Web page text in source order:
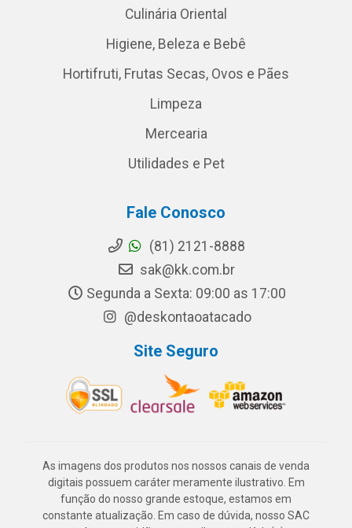
Culinária Oriental
Higiene, Beleza e Bebê
Hortifruti, Frutas Secas, Ovos e Pães
Limpeza
Mercearia
Utilidades e Pet
Fale Conosco
(81) 2121-8888
sak@kk.com.br
Segunda a Sexta: 09:00 as 17:00
@deskontaoatacado
Site Seguro
As imagens dos produtos nos nossos canais de venda
digitais possuem caráter meramente ilustrativo. Em
função do nosso grande estoque, estamos em
constante atualização. Em caso de dúvida, nosso SAC